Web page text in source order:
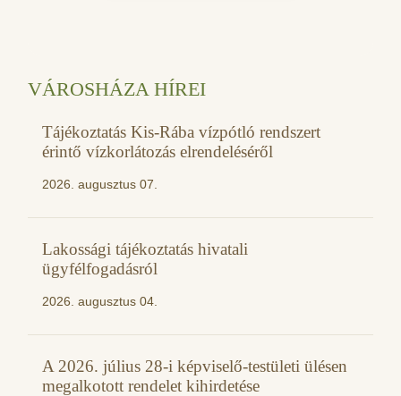
VÁROSHÁZA HÍREI
Tájékoztatás Kis-Rába vízpótló rendszert
érintő vízkorlátozás elrendeléséről
2026. augusztus 07.
Lakossági tájékoztatás hivatali
ügyfélfogadásról
2026. augusztus 04.
A 2026. július 28-i képviselő-testületi ülésen
megalkotott rendelet kihirdetése